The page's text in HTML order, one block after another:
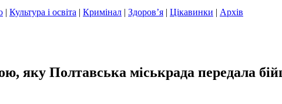
| Культура і освіта | Кримінал | Здоров’я | Цікавинки | Архів
яку Полтавська міськрада передала